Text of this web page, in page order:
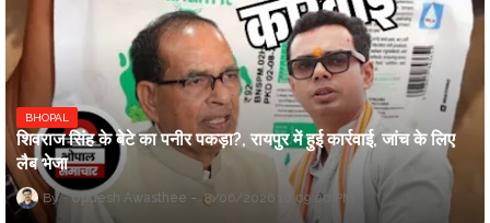
BHOPAL
शिवराज सिंह के बेटे का पनीर पकड़ा?, रायपुर में हुई कार्रवाई, जांच के लिए
लैब भेजा
Updesh Awasthee 8/06/2026 10:09:00 PM